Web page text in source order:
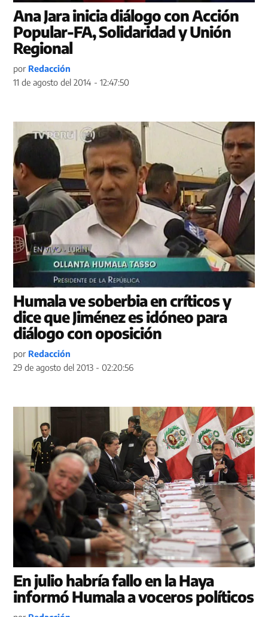
Ana Jara inicia diálogo con Acción
Popular-FA, Solidaridad y Unión
Regional
por Redacción
11 de agosto del 2014 - 12:47:50
Humala ve soberbia en críticos y
dice que Jiménez es idóneo para
diálogo con oposición
por Redacción
29 de agosto del 2013 - 02:20:56
En julio habría fallo en la Haya
informó Humala a voceros políticos